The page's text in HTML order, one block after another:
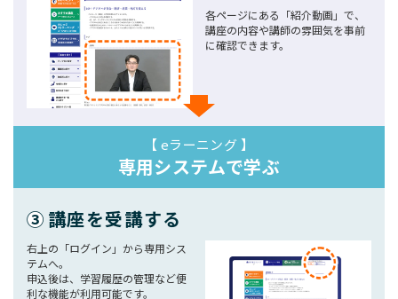
各ページにある「紹介動画」で、
講座の内容や講師の雰囲気を事前
に確認できます。
【 eラーニング 】
専用システムで学ぶ
③ 講座を受講する
右上の「ログイン」から専用シス
テムへ。
申込後は、学習履歴の管理など便
利な機能が利用可能です。